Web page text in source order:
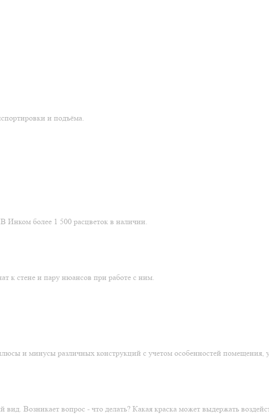
и подъёма.
Инком более 1 500 расцветок в наличии.
к стене и пару нюансов при работе с ним.
и минусы различных конструкций с учетом особенностей помещения,
Возникает вопрос - что делать? Какая краска может выдержать